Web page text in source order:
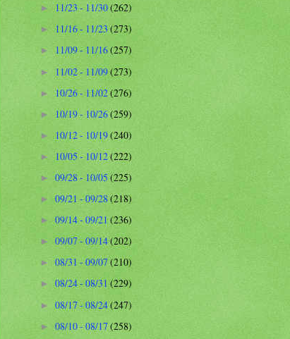
►11/23 - 11/30(262)
►11/16 - 11/23(273)
►11/09 - 11/16(257)
►11/02 - 11/09(273)
►10/26 - 11/02(276)
►10/19 - 10/26(259)
►10/12 - 10/19(240)
►10/05 - 10/12(222)
►09/28 - 10/05(225)
►09/21 - 09/28(218)
►09/14 - 09/21(236)
►09/07 - 09/14(202)
►08/31 - 09/07(210)
►08/24 - 08/31(229)
►08/17 - 08/24(247)
►08/10 - 08/17(258)